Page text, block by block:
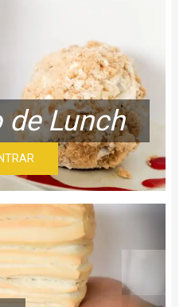
de Lunch